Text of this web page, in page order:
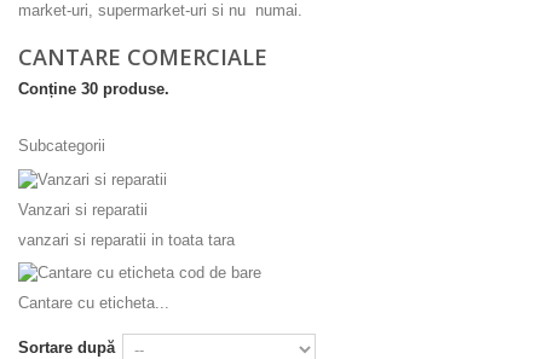
market-uri, supermarket-uri si nu numai.
CANTARE COMERCIALE
Conține 30 produse.
Subcategorii
Vanzari si reparatii
vanzari si reparatii in toata tara
Cantare cu eticheta...
Sortare după